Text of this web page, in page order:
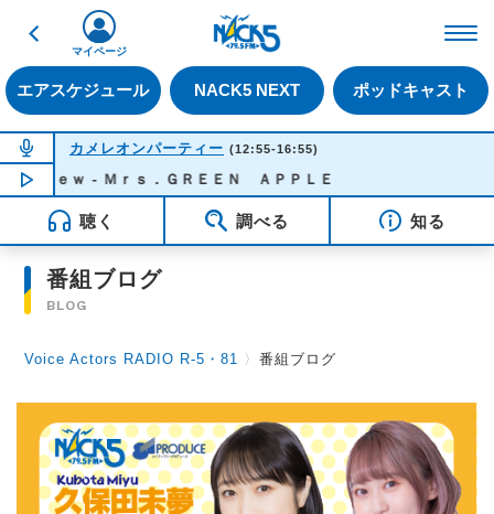
戻る
エアスケジュール NACK5 NEXT ポッドキャスト
マイページ
NOW ON AIR
カメレオンパーティー (12:55-16:55)
NOW PLAYING 15:50
Ｎｅｗ - Ｍｒｓ．ＧＲＥＥＮ ＡＰＰＬＥ
聴く 調べる 知る
番組ブログ
BLOG
Voice Actors RADIO R-5・81 〉番組ブログ